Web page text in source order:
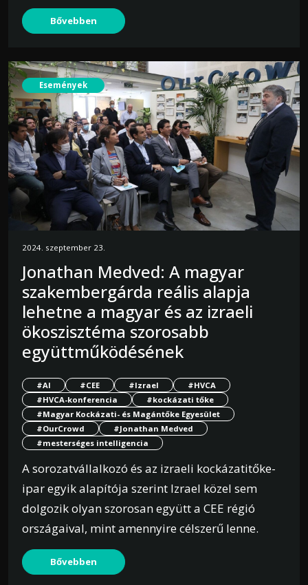
Bővebben
Események
2024. szeptember 23.
Jonathan Medved: A magyar
szakembergárda reális alapja
lehetne a magyar és az izraeli
ökoszisztéma szorosabb
együttműködésének
#AI #CEE #Izrael
#HVCA
#HVCA-konferencia
#kockázati tőke
#Magyar Kockázati- és Magántőke Egyesület
#OurCrowd
#Jonathan Medved
#mesterséges intelligencia
A sorozatvállalkozó és az izraeli kockázatitőke-
ipar egyik alapítója szerint Izrael közel sem
dolgozik olyan szorosan együtt a CEE régió
országaival, mint amennyire célszerű lenne.
Bővebben